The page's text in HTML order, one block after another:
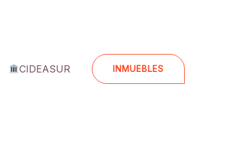
CIDEASUR INMUEBLES